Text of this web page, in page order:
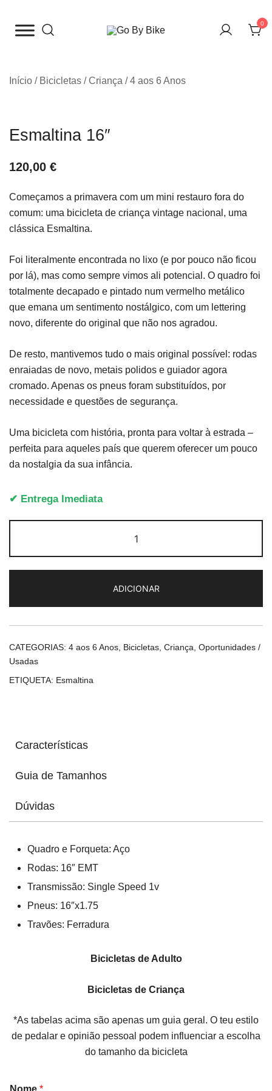
para
0
Início / Bicicletas /Criança /4 aos 6 Anos
Esmaltina 16″
120,00 €
Começamos a primavera com um mini restauro fora do
comum: uma bicicleta de criança vintage nacional, uma
clássica Esmaltina.
Foi literalmente encontrada no lixo (e por pouco não ficou
por lá), mas como sempre vimos ali potencial. O quadro foi
totalmente decapado e pintado num vermelho metálico
que emana um sentimento nostálgico, com um lettering
novo, diferente do original que não nos agradou.
De resto, mantivemos tudo o mais original possível: rodas
enraiadas de novo, metais polidos e guiador agora
cromado. Apenas os pneus foram substituídos, por
necessidade e questões de segurança.
Uma bicicleta com história, pronta para voltar à estrada –
perfeita para aqueles país que querem oferecer um pouco
da nostalgia da sua infância.
✔ Entrega Imediata
de
Esmaltina
ADICIONAR
CATEGORIAS: 4 aos 6 Anos Bicicletas Criança Oportunidades /
Usadas
ETIQUETA: Esmaltina
Características
Guia de Tamanhos
Dúvidas
Quadro e Forqueta: Aço
Rodas: 16″ EMT
Transmissão: Single Speed 1v
Pneus: 16″x1.75
Travões: Ferradura
Bicicletas de Adulto
Bicicletas de Criança
*As tabelas acima são apenas um guia geral. O teu estilo
de pedalar e opinião pessoal podem influenciar a escolha
do tamanho da bicicleta
Nome *